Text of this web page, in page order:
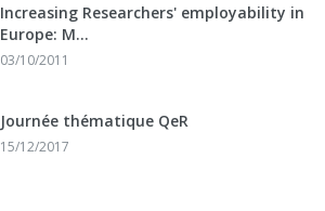
Increasing Researchers' employability in
Europe: M...
03/10/2011
Journée thématique QeR
15/12/2017